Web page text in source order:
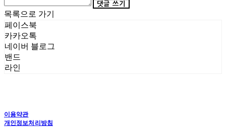
댓글 쓰기
목록으로 가기
페이스북
카카오톡
네이버 블로그
밴드
라인
이용약관
개인정보처리방침